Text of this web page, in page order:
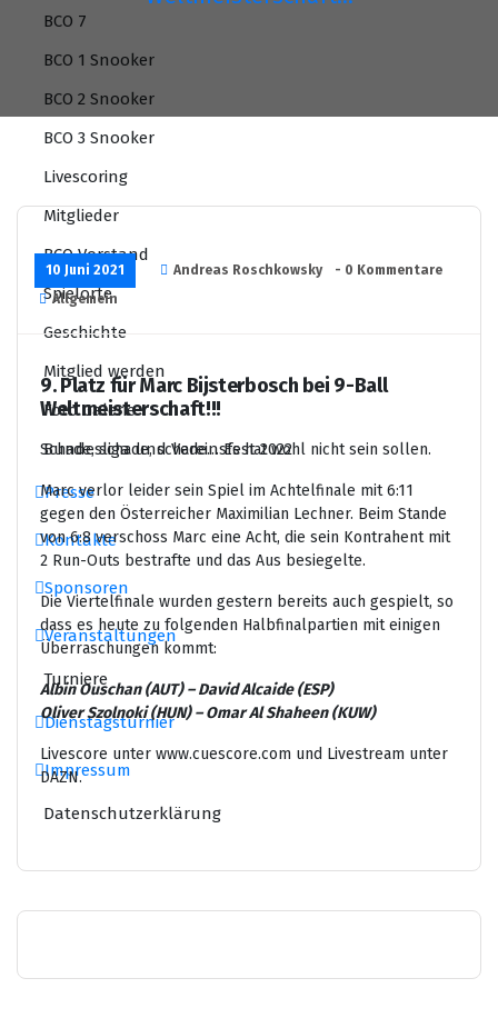
BCO 7
BCO 1 Snooker
BCO 2 Snooker
BCO 3 Snooker
Livescoring
Mitglieder
BCO Vorstand
Spielorte
Geschichte
Mitglied werden
Foto Galerie
Bundesliga und Vereinsfest 2022
Presse
Kontakte
Sponsoren
Veranstaltungen
Turniere
Dienstagsturnier
Impressum
Datenschutzerklärung
10 Juni 2021 Andreas Roschkowsky
- 0 Kommentare
Allgemein
9. Platz für Marc Bijsterbosch bei 9-Ball
Weltmeisterschaft!!!
Schade, schade, schade… Es hat wohl nicht sein sollen.
Marc verlor leider sein Spiel im Achtelfinale mit 6:11
gegen den Österreicher Maximilian Lechner. Beim Stande
von 6:8 verschoss Marc eine Acht, die sein Kontrahent mit
2 Run-Outs bestrafte und das Aus besiegelte.
Die Viertelfinale wurden gestern bereits auch gespielt, so
dass es heute zu folgenden Halbfinalpartien mit einigen
Überraschungen kommt:
Albin Ouschan (AUT) – David Alcaide (ESP)
Oliver Szolnoki (HUN) – Omar Al Shaheen (KUW)
Livescore unter www.cuescore.com und Livestream unter
DAZN.